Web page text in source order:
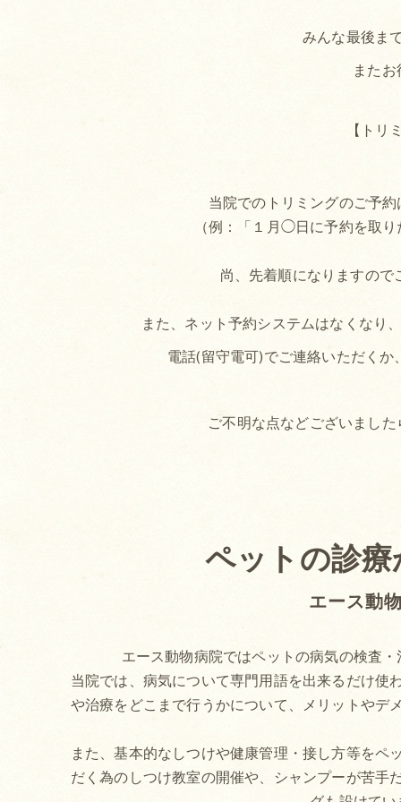
みんな最後ま
また
【ト
当院でのトリミングのご予
（例：「１月◯日に予約を取
尚、先着順になりますの
また、ネット予約システムはなくなり
電話(留守電可)でご連絡いただく
ご不明な点などございまし
エース動
ペットの診
エース動物病院ではペットの病気の検査
当院では、病気について専門用語を出来るだけ
や治療をどこまで行うかについて、メリットや
また、基本的なしつけや健康管理・接し方等を
だく為のしつけ教室の開催や、シャンプーが苦